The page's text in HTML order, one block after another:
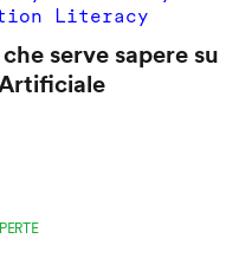
Literacy
serve sapere su